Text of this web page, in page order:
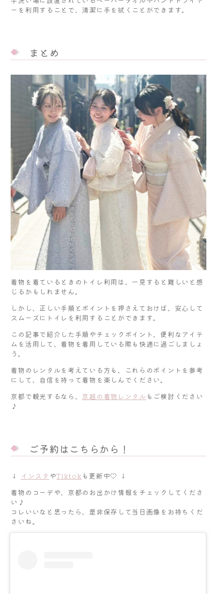
ーを利用することで、清潔に手を拭くことができます。
まとめ
着物を着ているときのトイレ利用は、一見すると難しいと感
じるかもしれません。
しかし、正しい手順とポイントを押さえておけば、安心して
スムーズにトイレを利用することができます。
この記事で紹介した手順やチェックポイント、便利なアイテ
ムを活用して、着物を着用している際も快適に過ごしましょ
う。
着物のレンタルを考えている方も、これらのポイントを参考
にして、自信を持って着物を楽しんでください。
京都で観光するなら、 京越の着物レンタル もご検討ください
♪
ご予約はこちらから！
↓ インスタ やTiktok も更新中♡ ↓
着物のコーデや、京都のお出かけ情報をチェックしてくださ
い♪
コレいいなと思ったら、是非保存して当日画像をお持ちくだ
さいね。